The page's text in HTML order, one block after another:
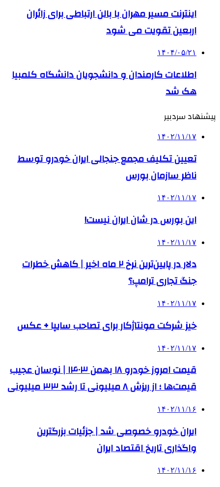
اینترنت مسیر مهران با بالن ارتباطی برای زائران
اربعین تقویت می شود
۱۴۰۴/۰۵/۲۱
اطلاعات کارمندان و دانشجویان دانشگاه کلمبیا
هک شد
پیشنهاد سردبیر
۱۴۰۲/۱۱/۱۷
تعیین تکلیف مجمع جنجالی ایران خودرو توسط
ناظر سازمان بورس
۱۴۰۲/۱۱/۱۷
این بورس در شان ایران نیست!
۱۴۰۲/۱۱/۱۷
دلار در پایین‌ترین نرخ ۲ ماه اخیر | کاهش خطرات
جنگ تجاری ترامپ؟
۱۴۰۲/۱۱/۱۷
خیز شرکت مونتاژکار برای تصاحب سایپا + عکس
۱۴۰۲/۱۱/۱۷
قیمت امروز خودرو ۱۸ بهمن ۱۴۰۳ | نوسان عجیب
قیمت‌ها ؛ از ریزش ۸ میلیونی تا رشد ۳۳ میلیونی
۱۴۰۲/۱۱/۱۶
ایران خودرو خصوصی شد | جزئیات بزرگترین
واگذاری تاریخ اقتصاد ایران
۱۴۰۲/۱۱/۱۶